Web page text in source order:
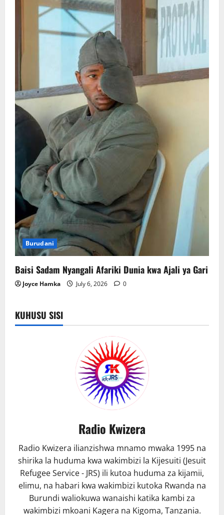
Burudani
Baisi Sadam Nyangali Afariki Dunia kwa Ajali ya Gari
Joyce Hamka July 6, 2026 0
KUHUSU SISI
Radio Kwizera
Radio Kwizera ilianzishwa mnamo mwaka 1995 na
shirika la huduma kwa wakimbizi la Kijesuiti (Jesuit
Refugee Service - JRS) ili kutoa huduma za kijamii,
elimu, na habari kwa wakimbizi kutoka Rwanda na
Burundi waliokuwa wanaishi katika kambi za
wakimbizi mkoani Kagera na Kigoma, Tanzania.